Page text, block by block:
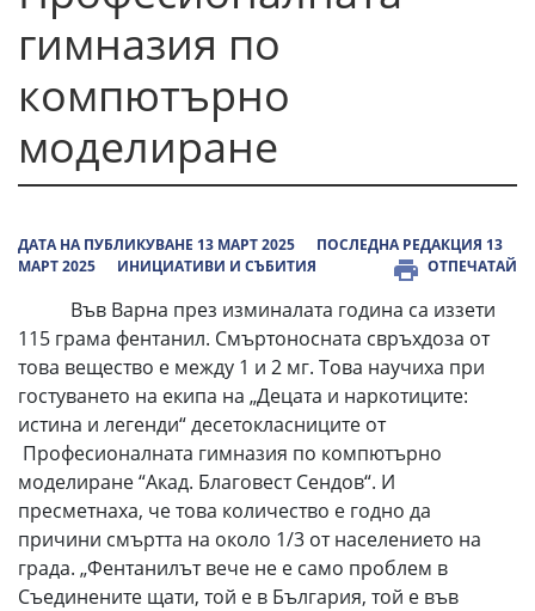
гимназия по
компютърно
моделиране
ДАТА НА ПУБЛИКУВАНЕ 13 МАРТ 2025
ПОСЛЕДНА РЕДАКЦИЯ 13
МАРТ 2025
ИНИЦИАТИВИ И СЪБИТИЯ ОТПЕЧАТАЙ
Във Варна през изминалата година са иззети
115 грама фентанил. Смъртоносната свръхдоза от
това вещество е между 1 и 2 мг. Това научиха при
гостуването на екипа на „Децата и наркотиците:
истина и легенди“ десетокласниците от
Професионалната гимназия по компютърно
моделиране “Акад. Благовест Сендов“. И
пресметнаха, че това количество е годно да
причини смъртта на около 1/3 от населението на
града. „Фентанилът вече не е само проблем в
Съединените щати, той е в България, той е във